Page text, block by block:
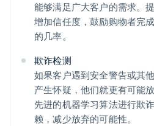
能够满足广大客户的需求。
增加信任度，鼓励购物者完
的几率。
欺诈检测
如果客户遇到安全警告或其
产生怀疑，他们就更有可能
先进的机器学习算法进行欺
赖，减少放弃的可能性。